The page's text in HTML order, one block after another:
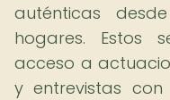
auténticas
hogares. Estos
acceso a
y entrevistas